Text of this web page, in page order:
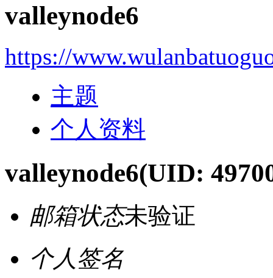
valleynode6
https://
主题
个人资料
valleynode6(UID:
邮箱状态未验证
个人签名